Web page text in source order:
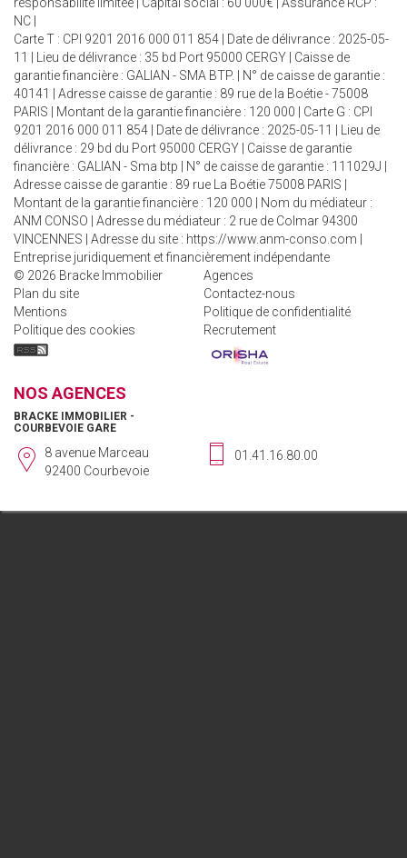
responsabilité limitée | Capital social : 60 000€ | Assurance RCP :
NC |
Carte T : CPI 9201 2016 000 011 854 | Date de délivrance : 2025-05-
11 | Lieu de délivrance : 35 bd Port 95000 CERGY | Caisse de
garantie financière : GALIAN - SMA BTP. | N° de caisse de garantie :
40141 | Adresse caisse de garantie : 89 rue de la Boétie - 75008
PARIS | Montant de la garantie financière : 120 000 | Carte G : CPI
9201 2016 000 011 854 | Date de délivrance : 2025-05-11 | Lieu de
délivrance : 29 bd du Port 95000 CERGY | Caisse de garantie
financière : GALIAN - Sma btp | N° de caisse de garantie : 111029J |
Adresse caisse de garantie : 89 rue La Boétie 75008 PARIS |
Montant de la garantie financière : 120 000 | Nom du médiateur :
ANM CONSO | Adresse du médiateur : 2 rue de Colmar 94300
VINCENNES | Adresse du site : https://www.anm-conso.com
Entreprise juridiquement et financièrement indépendante
© 2026 Bracke Immobilier
Agences
Plan du site
Contactez-nous
Mentions
Politique de confidentialité
Politique des cookies
Recrutement
NOS AGENCES
BRACKE IMMOBILIER -
COURBEVOIE GARE
8 avenue Marceau
92400 Courbevoie
01.41.16.80.00